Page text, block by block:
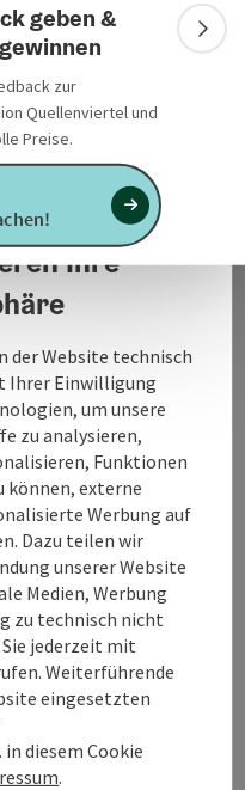
geben &
zur
Quellenviertel und
Preise.
In der Nähe
Datenschutzerklärung
Ihre
der Website technisch
Ihrer Einwilligung
um unsere
zu analysieren,
Funktionen
können, externe
Werbung auf
Dazu teilen wir
unserer Website
Medien, Werbung
zu technisch nicht
jederzeit mit
Weiterführende
eingesetzten
in diesem Cookie
.